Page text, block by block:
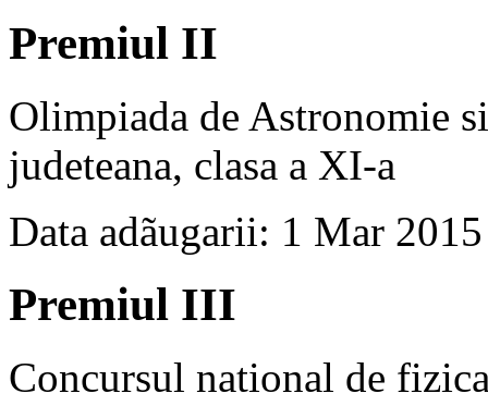
Premiul II
Olimpiada de Astronomie
judeteana, clasa a XI-a
Data adãugarii: 1 Mar 2015
Premiul III
Concursul national de